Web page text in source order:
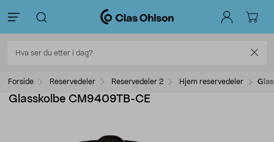
Forside Reservedeler Reservedeler 2 Hjem reservedeler
Glasskolbe CM9409TB-CE